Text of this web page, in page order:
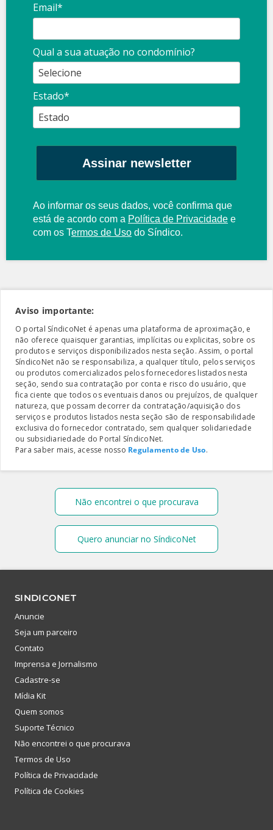
Email*
Qual a sua atuação no condomínio?
Estado*
Assinar newsletter
Ao informar os seus dados, você confirma que
está de acordo com a Política de Privacidade e
com os Termos de Uso do Síndico.
Aviso importante:
O portal SíndicoNet é apenas uma plataforma de aproximação, e
não oferece quaisquer garantias, implícitas ou explicitas, sobre os
produtos e serviços disponibilizados nesta seção. Assim, o portal
SíndicoNet não se responsabiliza, a qualquer título, pelos serviços
ou produtos comercializados pelos fornecedores listados nesta
seção, sendo sua contratação por conta e risco do usuário, que
fica ciente que todos os eventuais danos ou prejuízos, de qualquer
natureza, que possam decorrer da contratação/aquisição dos
serviços e produtos listados nesta seção são de responsabilidade
exclusiva do fornecedor contratado, sem qualquer solidariedade
ou subsidiariedade do Portal SíndicoNet.
Para saber mais, acesse nosso Regulamento de Uso.
Não encontrei o que procurava
Quero anunciar no SíndicoNet
SINDICONET
Anuncie
Seja um parceiro
Contato
Imprensa e Jornalismo
Cadastre-se
Mídia Kit
Quem somos
Suporte Técnico
Não encontrei o que procurava
Termos de Uso
Política de Privacidade
Política de Cookies